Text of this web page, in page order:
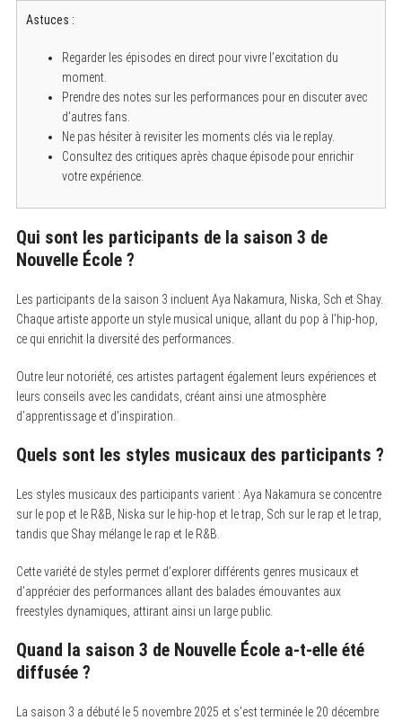
Astuces :
Regarder les épisodes en direct pour vivre l’excitation du
moment.
Prendre des notes sur les performances pour en discuter avec
d’autres fans.
Ne pas hésiter à revisiter les moments clés via le replay.
Consultez des critiques après chaque épisode pour enrichir
votre expérience.
Qui sont les participants de la saison 3 de
Nouvelle École ?
Les participants de la saison 3 incluent Aya Nakamura, Niska, Sch et Shay.
Chaque artiste apporte un style musical unique, allant du pop à l’hip-hop,
ce qui enrichit la diversité des performances.
Outre leur notoriété, ces artistes partagent également leurs expériences et
leurs conseils avec les candidats, créant ainsi une atmosphère
d’apprentissage et d’inspiration.
Quels sont les styles musicaux des participants ?
Les styles musicaux des participants varient : Aya Nakamura se concentre
sur le pop et le R&B, Niska sur le hip-hop et le trap, Sch sur le rap et le trap,
tandis que Shay mélange le rap et le R&B.
Cette variété de styles permet d’explorer différents genres musicaux et
d’apprécier des performances allant des balades émouvantes aux
freestyles dynamiques, attirant ainsi un large public.
Quand la saison 3 de Nouvelle École a-t-elle été
diffusée ?
La saison 3 a débuté le 5 novembre 2025 et s’est terminée le 20 décembre